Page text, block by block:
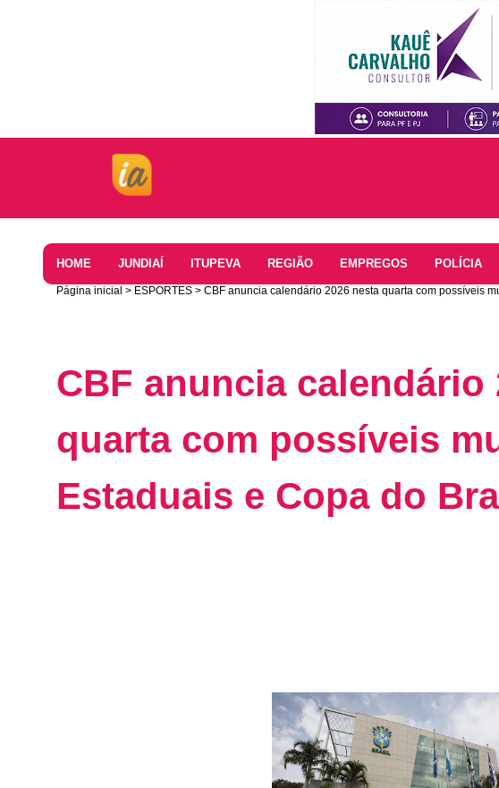
HOME JUNDIAÍ ITUPEVA REGIÃO EMPREGOS POLÍCIA
Página inicial ESPORTES CBF anuncia calendário 2026 nesta quarta com possíveis
CBF anuncia calendário
quarta com possíveis
Estaduais e Copa do